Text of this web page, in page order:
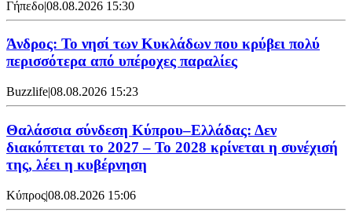
Γήπεδο|08.08.2026 15:30
Άνδρος: Το νησί των Κυκλάδων που κρύβει πολύ
περισσότερα από υπέροχες παραλίες
Buzzlife|08.08.2026 15:23
Θαλάσσια σύνδεση Κύπρου–Ελλάδας: Δεν
διακόπτεται το 2027 – Το 2028 κρίνεται η συνέχισή
της, λέει η κυβέρνηση
Κύπρος|08.08.2026 15:06